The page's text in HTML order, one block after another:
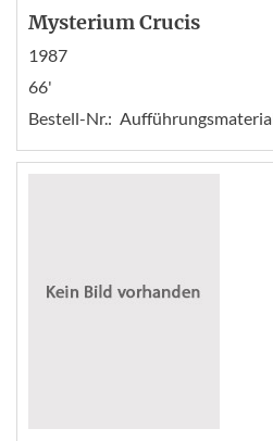
Mysterium Crucis
1987
66'
Bestell-Nr.: